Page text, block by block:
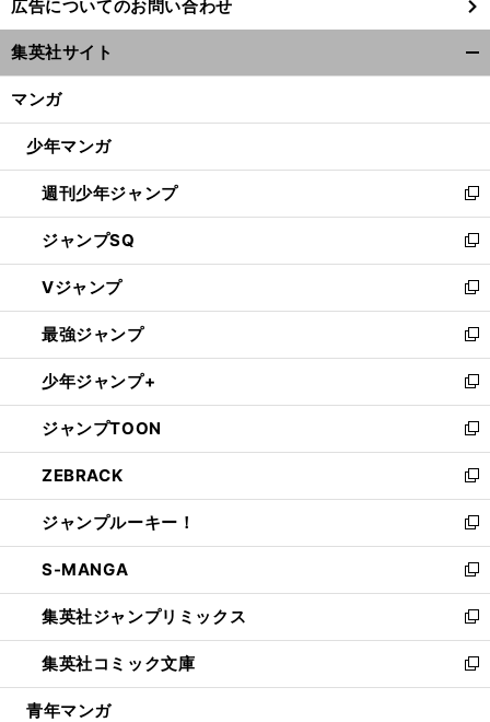
い
ウ
ィ
ン
ウ
開
く
広告についてのお問い合わせ
集英社サイト
マンガ
少年マンガ
週刊少年ジャンプ
新
し
い
ウ
ィ
ン
ド
ウ
で
開
く
ジャンプSQ
新
し
い
ウ
ィ
ン
ド
ウ
で
開
く
Vジャンプ
新
し
い
ウ
ィ
ン
ド
ウ
で
開
く
最強ジャンプ
新
し
い
ウ
ィ
ン
ド
ウ
で
開
く
少年ジャンプ+
新
し
い
ウ
ィ
ン
ド
ウ
で
開
く
ジャンプTOON
新
し
い
ウ
ィ
ン
ド
ウ
で
開
く
ZEBRACK
新
し
い
ウ
ィ
ン
ド
ウ
で
開
ジャンプルーキー！
新
し
い
ウ
ィ
ン
ド
ウ
S-MANGA
新
し
い
ウ
ィ
ン
集英社ジャンプリミックス
新
し
い
ウ
集英社コミック文庫
新
し
青年マンガ